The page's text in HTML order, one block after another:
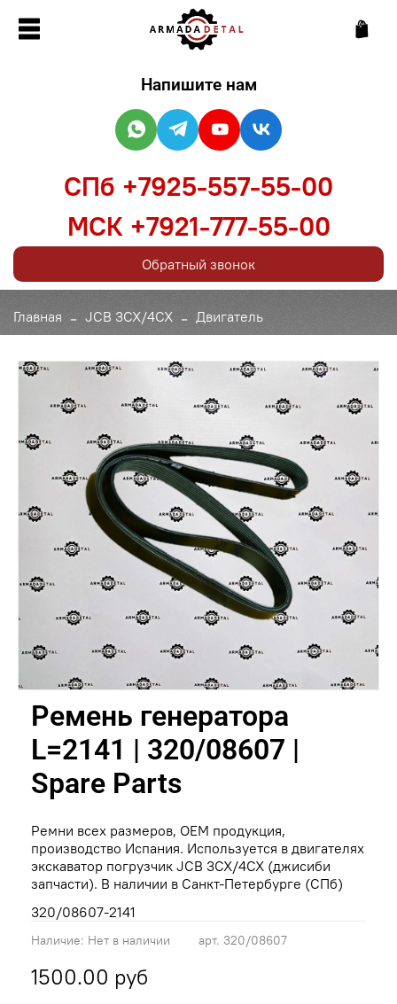
Главная JCB 3CX/4CX Двигатель
арт. 320/08607
Наличие: Нет в наличии
Ремень генератора
L=2141 | 320/08607 |
Spare Parts
1500.00 руб
Ремни всех размеров, OEM продукция,
производство Испания. Используется в двигателях
экскаватор погрузчик JCB 3CX/4CX (джисиби
запчасти). В наличии в Санкт-Петербурге (СПб)
320/08607-2141
Напишите нам
СПб +7925-557-55-00
МСК +7921-777-55-00
Обратный звонок